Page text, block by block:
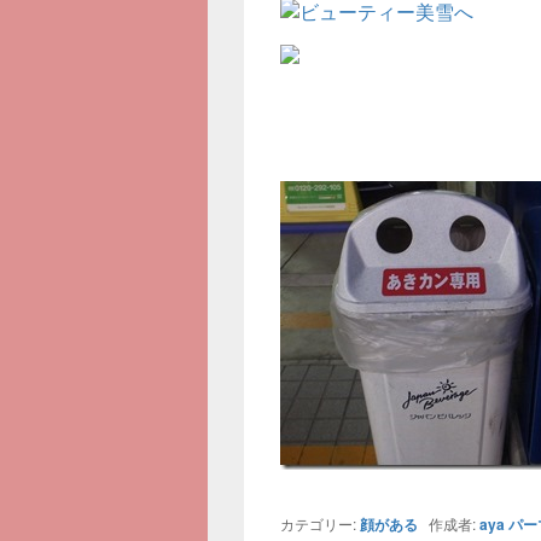
カテゴリー:顔がある 作成者:ayaパ